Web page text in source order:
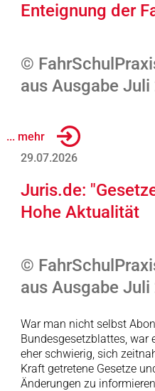
Enteignung der
©
aus Ausgabe
... mehr
29.07.2026
Juris.de:
Hohe Aktualität
©
aus Ausgabe
War man nicht selbst
Bundesgesetzblattes, war
eher schwierig, sich
Kraft getretene Gesetze
Änderungen zu